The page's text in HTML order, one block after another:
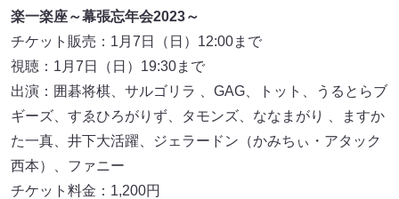
楽一楽座～幕張忘年会2023～
チケット販売：1月7日（日）12:00まで
視聴：1月7日（日）19:30まで
出演：囲碁将棋、サルゴリラ 、GAG、トット、うるとらブ
ギーズ、すゑひろがりず、タモンズ、ななまがり 、ますか
た一真、井下大活躍、ジェラードン（かみちぃ・アタック
西本）、ファニー
チケット料金：1,200円